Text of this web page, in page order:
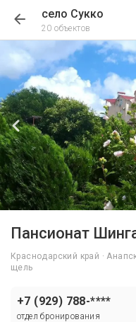
село Сукко
20 объектов
Пансионат
Краснодарский край ·
щель
+7 (929) 788-****
отдел бронирования